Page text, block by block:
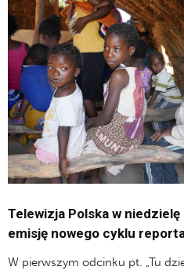
Telewizja Polska w
emisję nowego cyklu
W pierwszym odcinku pt. „Tu